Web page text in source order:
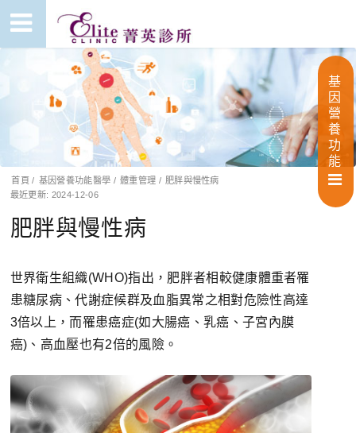
基
因
營
養
功
能
首頁 / 基因營養功能醫學 / 體重管理 / 肥胖與慢性病
最近更新: 2024-12-06
肥胖與慢性病
世界衛生組織(WHO)指出，肥胖者相較健康體重者罹
患糖尿病、代謝症候群及血脂異常之相對危險性高達
3倍以上，而罹患癌症(如大腸癌、乳癌、子宮內膜
癌)、高血壓也有2倍的風險。